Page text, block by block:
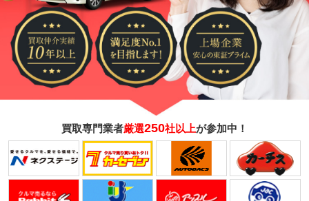
買取専門業者厳選250社以上が参加中！